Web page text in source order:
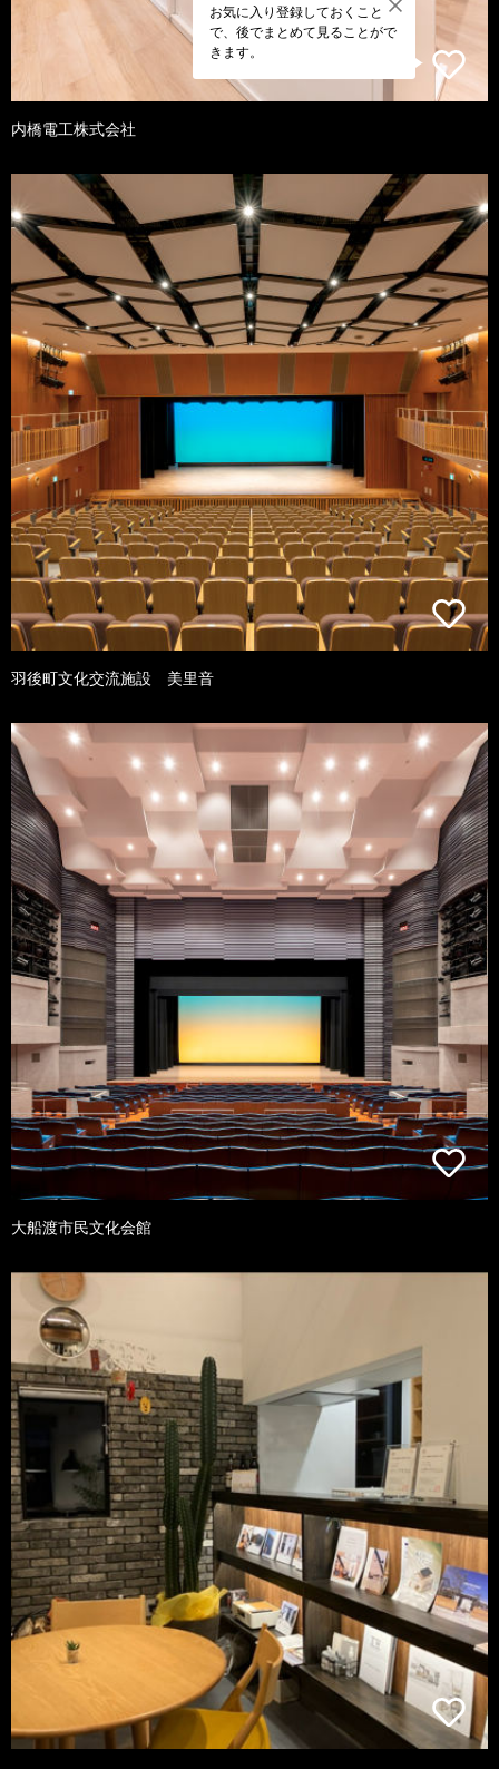
お気に入り登録しておくこと
で、後でまとめて見ることがで
きます。
内橋電工株式会社
羽後町文化交流施設 美里音
大船渡市民文化会館